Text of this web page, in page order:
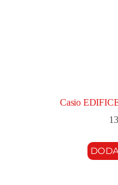
Casio